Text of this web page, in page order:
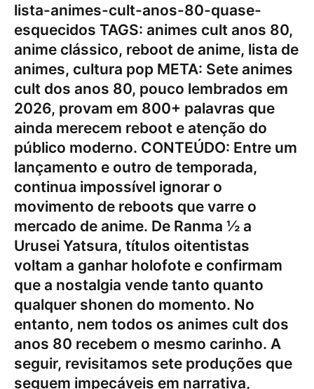
lista-animes-cult-anos-80-quase-
esquecidos TAGS: animes cult anos 80,
anime clássico, reboot de anime, lista de
animes, cultura pop META: Sete animes
cult dos anos 80, pouco lembrados em
2026, provam em 800+ palavras que
ainda merecem reboot e atenção do
público moderno. CONTEÚDO: Entre um
lançamento e outro de temporada,
continua impossível ignorar o
movimento de reboots que varre o
mercado de anime. De Ranma ½ a
Urusei Yatsura, títulos oitentistas
voltam a ganhar holofote e confirmam
que a nostalgia vende tanto quanto
qualquer shonen do momento. No
entanto, nem todos os animes cult dos
anos 80 recebem o mesmo carinho. A
seguir, revisitamos sete produções que
seguem impecáveis em narrativa,